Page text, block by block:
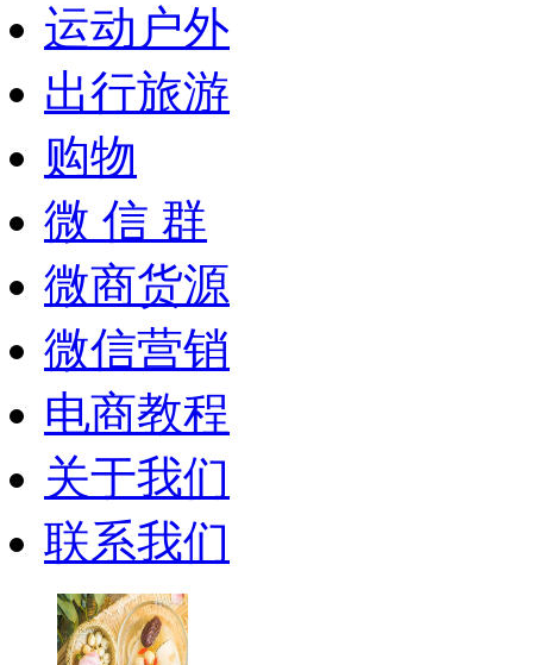
运动户外
出行旅游
购物
微 信 群
微商货源
微信营销
电商教程
关于我们
联系我们